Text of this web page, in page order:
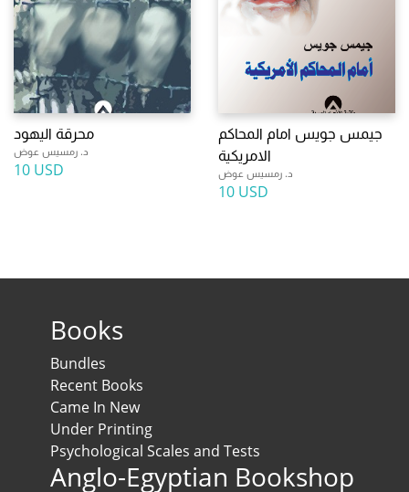
محرقة اليهود
د. رمسيس عوض
10 USD
جيمس جويس امام المحاكم
الامريكية
د. رمسيس عوض
10 USD
Books
Bundles
Recent Books
Came In New
Under Printing
Psychological Scales and Tests
Anglo-Egyptian Bookshop